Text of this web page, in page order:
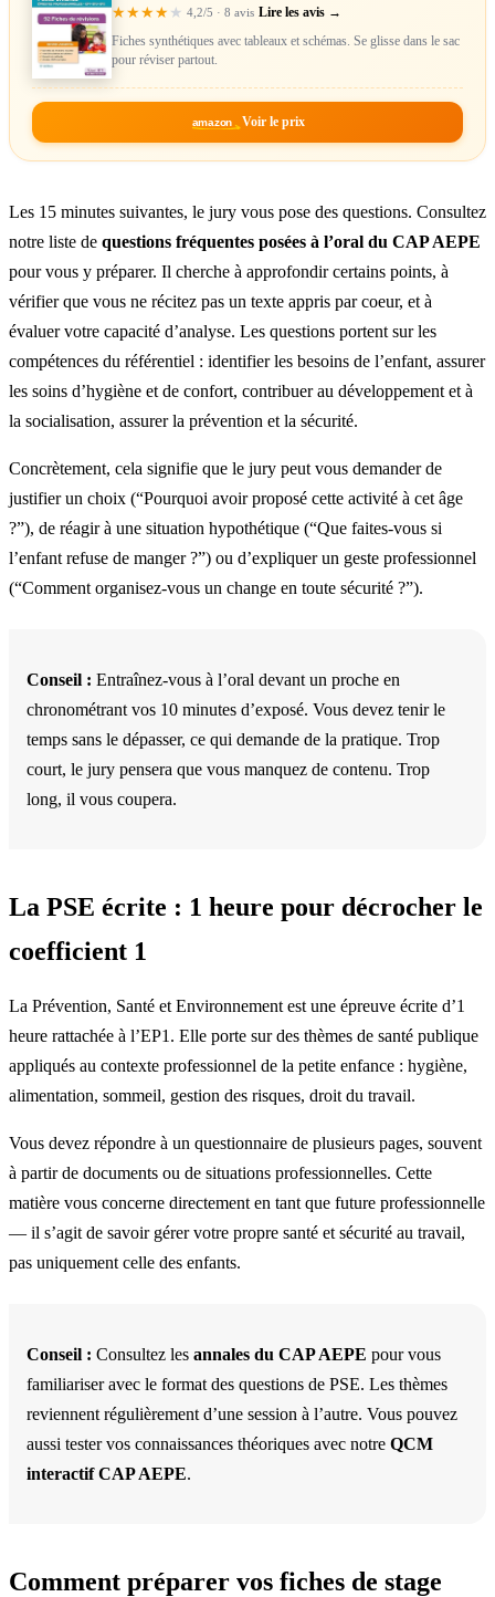
★★★★ ★ 4,2/5 · 8 avis Lire les avis →
Fiches synthétiques avec tableaux et schémas. Se glisse dans le sac
pour réviser partout.
amazon Voir le prix
Les 15 minutes suivantes, le jury vous pose des questions. Consultez
notre liste de questions fréquentes posées à l’oral du CAP AEPE
pour vous y préparer. Il cherche à approfondir certains points, à
vérifier que vous ne récitez pas un texte appris par coeur, et à
évaluer votre capacité d’analyse. Les questions portent sur les
compétences du référentiel : identifier les besoins de l’enfant, assurer
les soins d’hygiène et de confort, contribuer au développement et à
la socialisation, assurer la prévention et la sécurité.
Concrètement, cela signifie que le jury peut vous demander de
justifier un choix (“Pourquoi avoir proposé cette activité à cet âge
?”), de réagir à une situation hypothétique (“Que faites-vous si
l’enfant refuse de manger ?”) ou d’expliquer un geste professionnel
(“Comment organisez-vous un change en toute sécurité ?”).
Conseil : Entraînez-vous à l’oral devant un proche en
chronométrant vos 10 minutes d’exposé. Vous devez tenir le
temps sans le dépasser, ce qui demande de la pratique. Trop
court, le jury pensera que vous manquez de contenu. Trop
long, il vous coupera.
La PSE écrite : 1 heure pour décrocher le
coefficient 1
La Prévention, Santé et Environnement est une épreuve écrite d’1
heure rattachée à l’EP1. Elle porte sur des thèmes de santé publique
appliqués au contexte professionnel de la petite enfance : hygiène,
alimentation, sommeil, gestion des risques, droit du travail.
Vous devez répondre à un questionnaire de plusieurs pages, souvent
à partir de documents ou de situations professionnelles. Cette
matière vous concerne directement en tant que future professionnelle
— il s’agit de savoir gérer votre propre santé et sécurité au travail,
pas uniquement celle des enfants.
Conseil : Consultez les annales du CAP AEPE pour vous
familiariser avec le format des questions de PSE. Les thèmes
reviennent régulièrement d’une session à l’autre. Vous pouvez
aussi tester vos connaissances théoriques avec notre QCM
interactif CAP AEPE.
Comment préparer vos fiches de stage